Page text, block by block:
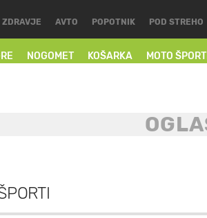
NOGOMET KOŠARKA MOTO ŠPORTI
ZDRAVJE AVTO POPOTNIK POD STREHO